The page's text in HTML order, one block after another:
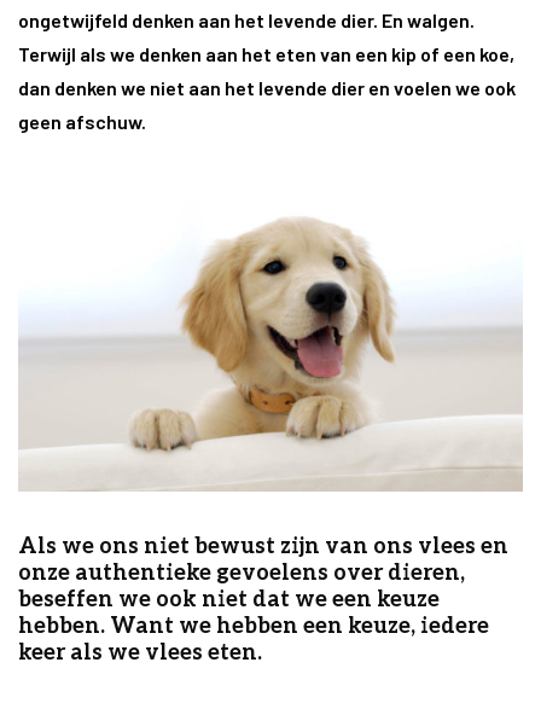
ongetwijfeld denken aan het levende dier. En walgen.
Terwijl als we denken aan het eten van een kip of een koe,
dan denken we niet aan het levende dier en voelen we ook
geen afschuw.
Als we ons niet bewust zijn van ons vlees en
onze authentieke gevoelens over dieren,
beseffen we ook niet dat we een keuze
hebben. Want we hebben een keuze, iedere
keer als we vlees eten.